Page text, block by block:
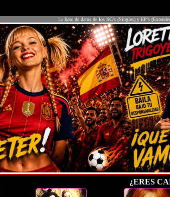
La base de datos de los SG's (Singles) y EP's
¿ERES